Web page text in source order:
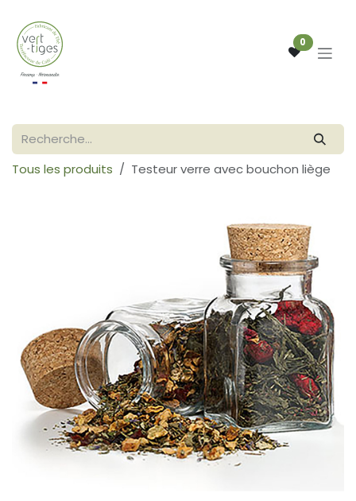
0
Tous les produits Testeur verre avec bouchon liège